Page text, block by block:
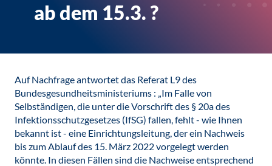
ab dem 15.3. ?
Auf Nachfrage antwortet das Referat L9 des
Bundesgesundheitsministeriums : „Im Falle von
Selbständigen, die unter die Vorschrift des § 20a des
Infektionsschutzgesetzes (IfSG) fallen, fehlt - wie Ihnen
bekannt ist - eine Einrichtungsleitung, der ein Nachweis
bis zum Ablauf des 15. März 2022 vorgelegt werden
könnte. In diesen Fällen sind die Nachweise entsprechend